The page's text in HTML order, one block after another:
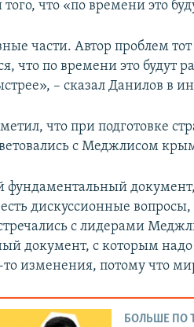
того, что «по времени это
части. Автор проблем
что по времени это
– сказал Данилов в
что при подготовке
с Меджлисом
фундаментальный
дискуссионные
с лидерами
документ, с которым
то изменения, потому что
БОЛЬШЕ ПО